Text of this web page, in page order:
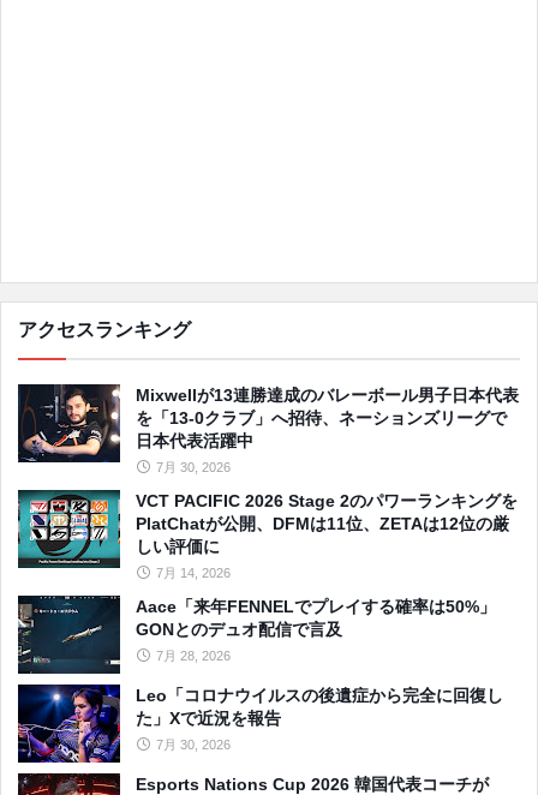
アクセスランキング
Mixwellが13連勝達成のバレーボール男子日本代表
を「13-0クラブ」へ招待、ネーションズリーグで
日本代表活躍中
7月 30, 2026
VCT PACIFIC 2026 Stage 2のパワーランキングを
PlatChatが公開、DFMは11位、ZETAは12位の厳
しい評価に
7月 14, 2026
Aace「来年FENNELでプレイする確率は50%」
GONとのデュオ配信で言及
7月 28, 2026
Leo「コロナウイルスの後遺症から完全に回復し
た」Xで近況を報告
7月 30, 2026
Esports Nations Cup 2026 韓国代表コーチが